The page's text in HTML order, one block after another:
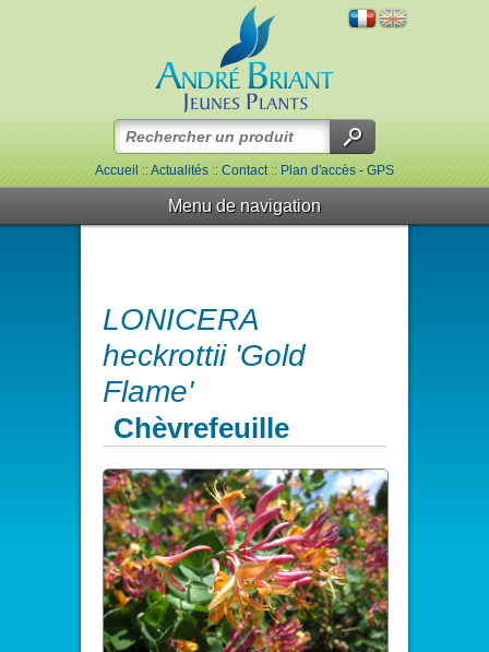
Accueil::Actualités::Contact::Plan d'accès - GPS
Menu de navigation
LONICERA
heckrottii 'Gold
Flame'
Chèvrefeuille